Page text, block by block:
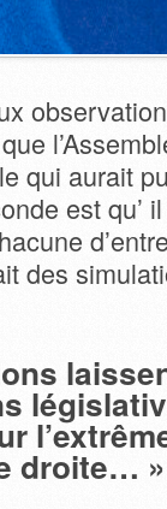
qui aurait
est qu’
des
droite… »